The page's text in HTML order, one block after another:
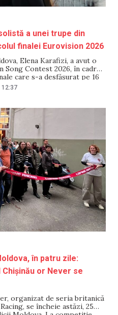
a unei trupe din
finalei Eurovision 2026
Elena Karafizi, a avut o
Song Contest 2026, în cadrul
care s-a desfășurat pe 16
alături de trupa Parov Stelar
12:37
în patru zile:
or Never se
organizat de seria britanică
se încheie astăzi, 25